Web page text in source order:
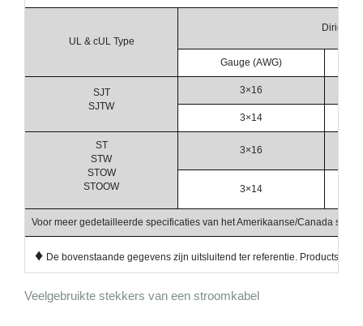
UL & cUL Type
Dirigent
Gauge (AWG)
SJT
SJTW
3×16
3×14
ST
STW
STOW
STOOW
3×16
3×14
Voor meer gedetailleerde specificaties van het Amerikaanse/Canada
♦ De bovenstaande gegevens zijn uitsluitend ter referentie.
Veelgebruikte stekkers van een stroomkabel